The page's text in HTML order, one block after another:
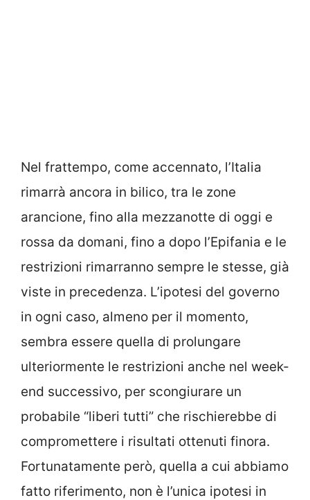
Nel frattempo, come accennato, l’Italia
rimarrà ancora in bilico, tra le zone
arancione, fino alla mezzanotte di oggi e
rossa da domani, fino a dopo l’Epifania e le
restrizioni rimarranno sempre le stesse, già
viste in precedenza. L’ipotesi del governo
in ogni caso, almeno per il momento,
sembra essere quella di prolungare
ulteriormente le restrizioni anche nel week-
end successivo, per scongiurare un
probabile “liberi tutti” che rischierebbe di
compromettere i risultati ottenuti finora.
Fortunatamente però, quella a cui abbiamo
fatto riferimento, non è l’unica ipotesi in